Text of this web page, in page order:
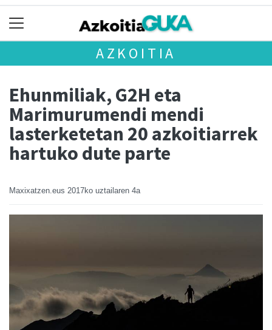
AZKOITIA
Ehunmiliak, G2H eta
Marimurumendi mendi
lasterketetan 20 azkoitiarrek
hartuko dute parte
Maxixatzen.eus 2017ko uztailaren 4a